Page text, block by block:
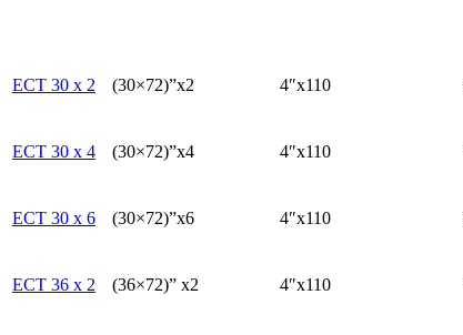
EСТ 30 x 2 (30×72)”x2 4″x110
ECT 30 x 4 (30×72)”x4 4″x110
ECT 30 x 6 (30×72)”x6 4″x110
ECT 36 x 2 (36×72)” x2 4″x110